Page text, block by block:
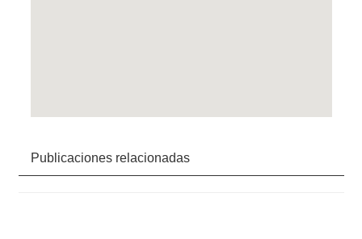
Publicaciones relacionadas